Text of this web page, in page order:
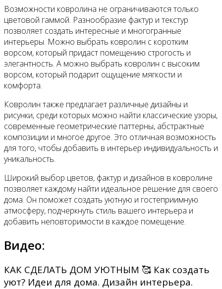
Возможности ковролина не ограничиваются только
цветовой гаммой. Разнообразие фактур и текстур
позволяет создать интересные и многогранные
интерьеры. Можно выбрать ковролин с коротким
ворсом, который придаст помещению строгость и
элегантность. А можно выбрать ковролин с высоким
ворсом, который подарит ощущение мягкости и
комфорта.
Ковролин также предлагает различные дизайны и
рисунки, среди которых можно найти классические узоры,
современные геометрические паттерны, абстрактные
композиции и многое другое. Это отличная возможность
для того, чтобы добавить в интерьер индивидуальность и
уникальность.
Широкий выбор цветов, фактур и дизайнов в ковролине
позволяет каждому найти идеальное решение для своего
дома. Он поможет создать уютную и гостеприимную
атмосферу, подчеркнуть стиль вашего интерьера и
добавить неповторимости в каждое помещение.
Видео:
КАК СДЕЛАТЬ ДОМ УЮТНЫМ 🥰 Как создать
уют? Идеи для дома. Дизайн интерьера.